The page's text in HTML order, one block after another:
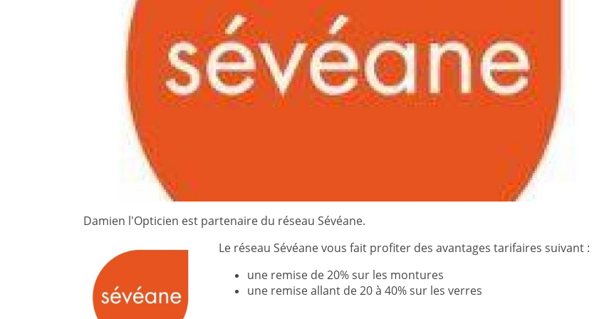
Damien l'Opticien est partenaire du réseau Sévéane.
Le réseau Sévéane vous fait profiter des avantages tarifaires suivant :
une remise de 20% sur les montures
une remise allant de 20 à 40% sur les verres
Facel Vega
Encore une marque Française dans votre
magasin Damien l’opticien Andelnans.